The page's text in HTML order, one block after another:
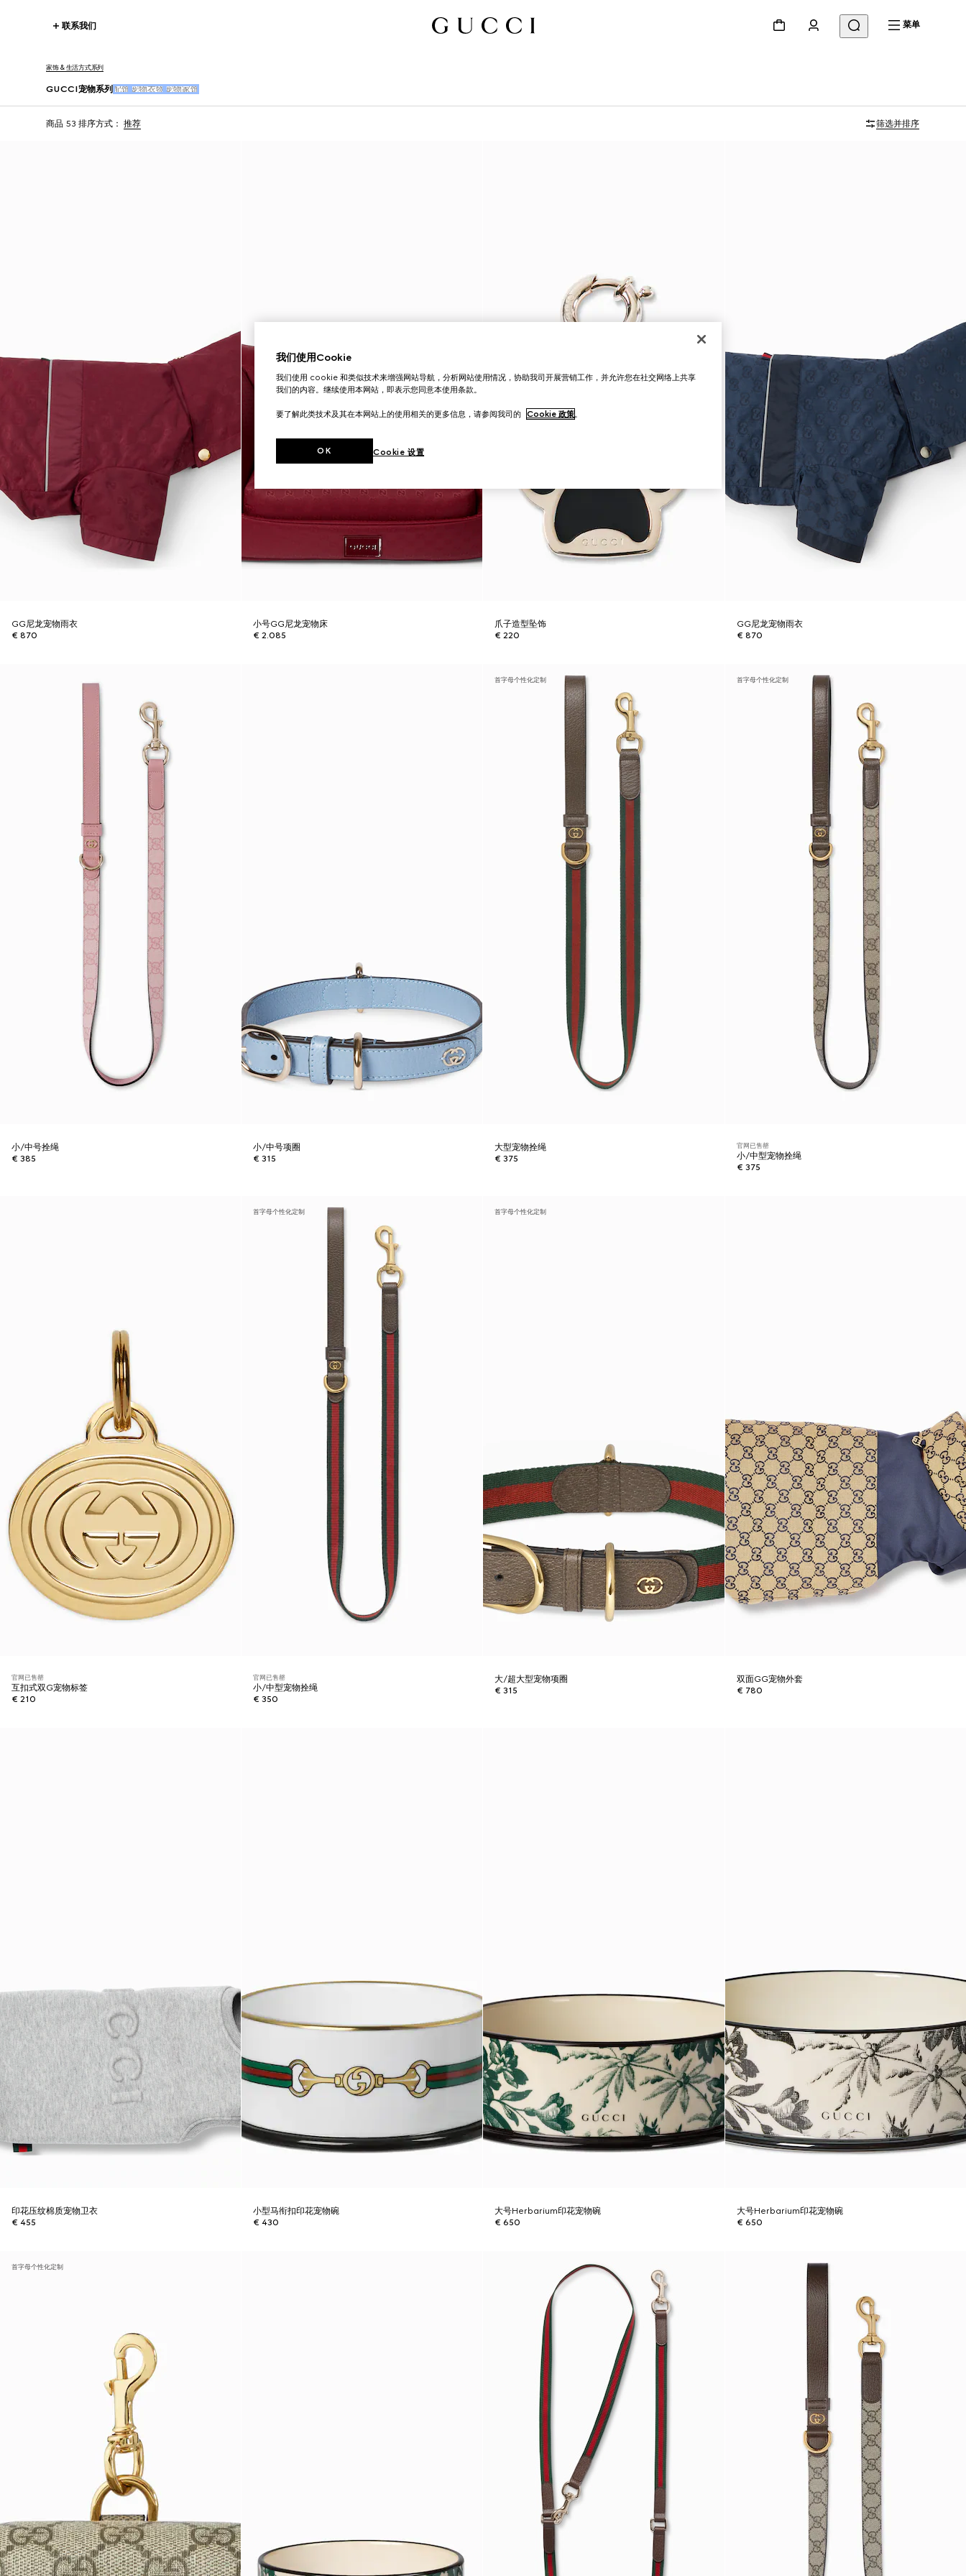
联系我们 菜单
家饰 & 生活方式系列
GUCCI宠物系列 配饰 宠物衣物 宠物家饰
商品 53 排序方式： 推荐 筛选并排序
GG尼龙宠物雨衣
€ 870
小号GG尼龙宠物床
€ 2.085
爪子造型坠饰
€ 220
GG尼龙宠物雨衣
€ 870
小/中号拴绳
€ 385
小/中号项圈
€ 315
首字母个性化定制
大型宠物拴绳
€ 375
首字母个性化定制
官网已售罄
小/中型宠物拴绳
€ 375
官网已售罄
互扣式双G宠物标签
€ 210
首字母个性化定制
官网已售罄
小/中型宠物拴绳
€ 350
首字母个性化定制
大/超大型宠物项圈
€ 315
双面GG宠物外套
€ 780
印花压纹棉质宠物卫衣
€ 455
小型马衔扣印花宠物碗
€ 430
大号Herbarium印花宠物碗
€ 650
大号Herbarium印花宠物碗
€ 650
首字母个性化定制
我们使用Cookie
我们使用 cookie 和类似技术来增强网站导航，分析网站使用情况，协助我司开展营销工作，并允许您在社交网络上共享
我们的内容。继续使用本网站，即表示您同意本使用条款。
要了解此类技术及其在本网站上的使用相关的更多信息，请参阅我司的 Cookie 政策。
Cookie 设置
OK